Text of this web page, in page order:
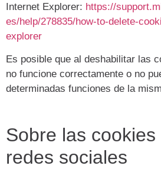
Internet Explorer: https://
es/help/278835/how-to-delete-
explorer
Es posible que al deshabilitar las
no funcione correctamente o no
determinadas funciones de la
Sobre las cookies
redes sociales